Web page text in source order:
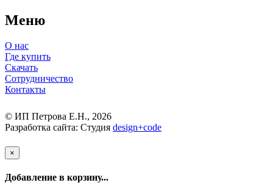
Меню
О нас
Где купить
Скачать
Сотрудничество
Контакты
© ИП Петрова Е.Н., 2026
Разработка сайта: Студия design+code
×
Добавление в корзину...